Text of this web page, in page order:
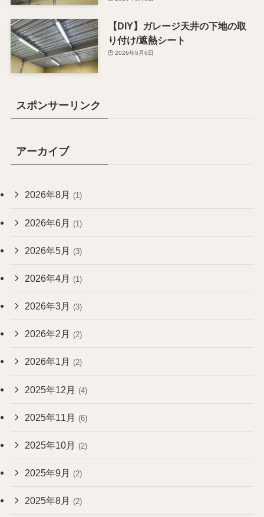
【DIY】ガレージ天井の下地の取
り付け/遮熱シート
2026年5月6日
スポンサーリンク
アーカイブ
2026年8月 (1)
2026年6月 (1)
2026年5月 (3)
2026年4月 (1)
2026年3月 (3)
2026年2月 (2)
2026年1月 (2)
2025年12月 (4)
2025年11月 (6)
2025年10月 (2)
2025年9月 (2)
2025年8月 (2)